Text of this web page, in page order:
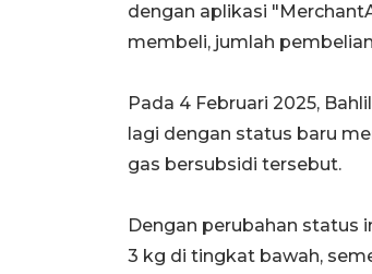
dengan aplikasi
membeli, jumlah
Pada 4 Februari 2025,
lagi dengan status baru
gas bersubsidi tersebut.
Dengan perubahan status
3 kg di tingkat bawah,